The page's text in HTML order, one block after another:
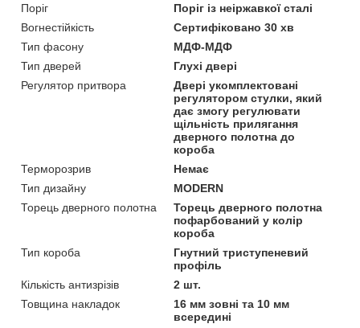
Поріг
Поріг із неіржавкої сталі
Вогнестійкість
Сертифіковано 30 хв
Тип фасону
МДФ-МДФ
Тип дверей
Глухі двері
Регулятор притвора
Двері укомплектовані
регулятором стулки, який
дає змогу регулювати
щільність прилягання
дверного полотна до
короба
Терморозрив
Немає
Тип дизайну
MODERN
Торець дверного полотна
Торець дверного полотна
пофарбований у колір
короба
Тип короба
Гнутний триступеневий
профіль
Кількість антизрізів
2 шт.
Товщина накладок
16 мм зовні та 10 мм
всередині